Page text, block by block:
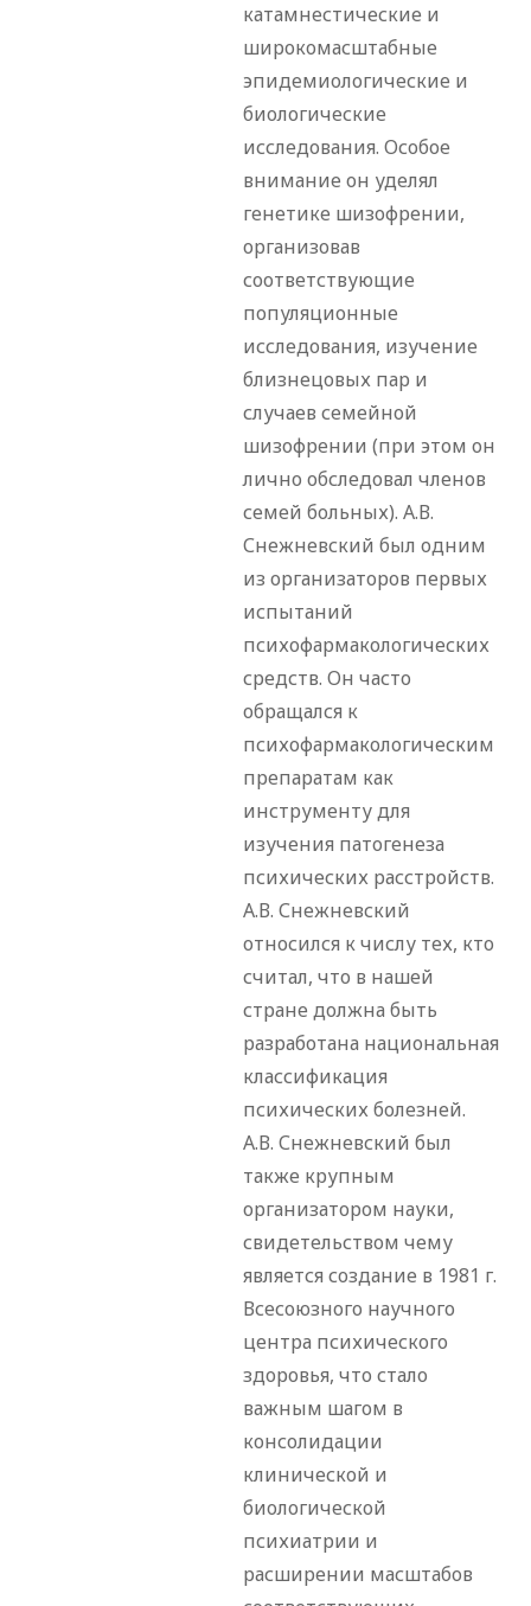
катамнестические и
широкомасштабные
эпидемиологические и
биологические
исследования. Особое
внимание он уделял
генетике шизофрении,
организовав
соответствующие
популяционные
исследования, изучение
близнецовых пар и
случаев семейной
шизофрении (при этом он
лично обследовал членов
семей больных). А.В.
Снежневский был одним
из организаторов первых
испытаний
психофармакологических
средств. Он часто
обращался к
психофармакологическим
препаратам как
инструменту для
изучения патогенеза
психических расстройств.
А.В. Снежневский
относился к числу тех, кто
считал, что в нашей
стране должна быть
разработана национальная
классификация
психических болезней.
А.В. Снежневский был
также крупным
организатором науки,
свидетельством чему
является создание в 1981 г.
Всесоюзного научного
центра психического
здоровья, что стало
важным шагом в
консолидации
клинической и
биологической
психиатрии и
расширении масштабов